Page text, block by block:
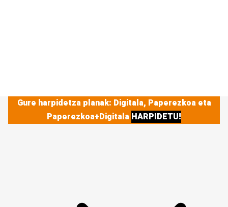
Gure harpidetza planak: Digitala, Paperezkoa eta
Paperezkoa+Digitala HARPIDETU!